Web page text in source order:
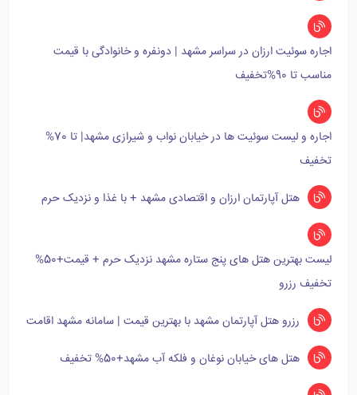
اجاره سوئیت ارزان در سراسر مشهد | دونفره و خانوادگی با قیمت
مناسب تا 90%تخفیف
اجاره و لیست سوئیت ها در خیابان نواب و شیرازی مشهد| تا 70%
تخفیف
هتل آپارتمان ارزان و اقتصادی مشهد + با غذا و نزدیک حرم
لیست بهترین هتل های پنج ستاره مشهد نزدیک حرم + قیمت+50%
تخفیف رزرو
رزرو هتل آپارتمان مشهد با بهترین قیمت | سامانه مشهد اقامت
هتل های خیابان نوغان و فلکه آب مشهد+50% تخفیف